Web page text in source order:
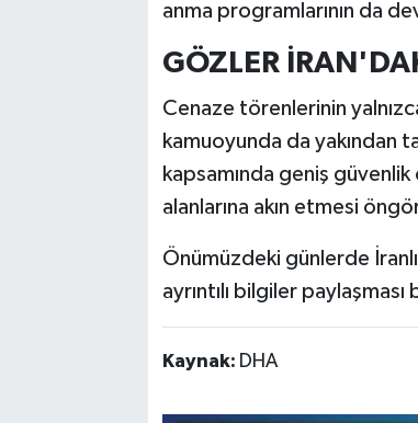
anma programlarının da
GÖZLER
Cenaze törenlerinin
kamuoyunda da yakından
kapsamında geniş
alanlarına akın etmesi
Önümüzdeki günlerde
ayrıntılı bilgiler
Kaynak: DHA